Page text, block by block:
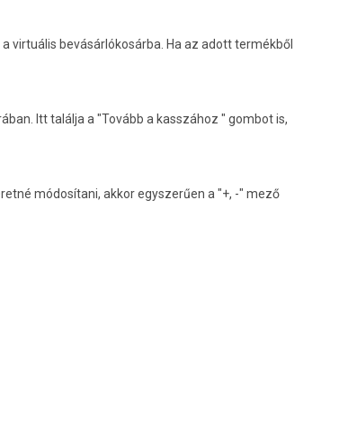
virtuális bevásárlókosárba. Ha az adott termékből
Itt találja a "Tovább a kasszához " gombot is,
módosítani, akkor egyszerűen a "+, -" mező